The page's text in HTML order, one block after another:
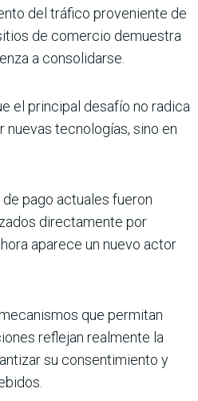
del tráfico proveniente de
de comercio demuestra
a consolidarse.
el principal desafío no radica
nuevas tecnologías, sino en
pago actuales fueron
directamente por
aparece un nuevo actor
que permitan
reflejan realmente la
su consentimiento y